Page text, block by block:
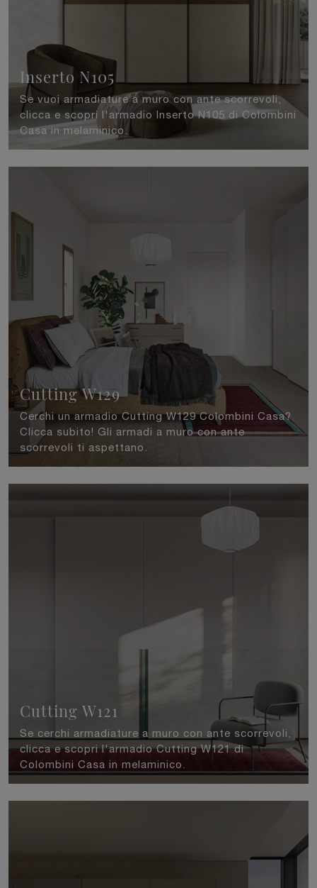
Inserto N105
Se vuoi armadiature a muro con ante scorrevoli,
clicca e scopri l'armadio Inserto N105 di Colombini
Casa in melaminico.
Cutting W129
Cerchi un armadio Cutting W129 Colombini Casa?
Clicca subito! Gli armadi a muro con ante
scorrevoli ti aspettano.
Cutting W121
Se cerchi armadiature a muro con ante scorrevoli,
clicca e scopri l'armadio Cutting W121 di
Colombini Casa in melaminico.